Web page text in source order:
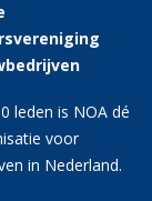
leden is NOA dé
voor
in Nederland.